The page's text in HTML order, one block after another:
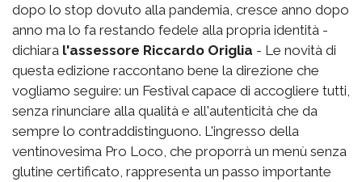
dopo lo stop dovuto alla pandemia, cresce anno dopo
anno ma lo fa restando fedele alla propria identità -
dichiara l'assessore Riccardo Origlia - Le novità di
questa edizione raccontano bene la direzione che
vogliamo seguire: un Festival capace di accogliere tutti,
senza rinunciare alla qualità e all'autenticità che da
sempre lo contraddistinguono. L'ingresso della
ventinovesima Pro Loco, che proporrà un menù senza
glutine certificato, rappresenta un passo importante